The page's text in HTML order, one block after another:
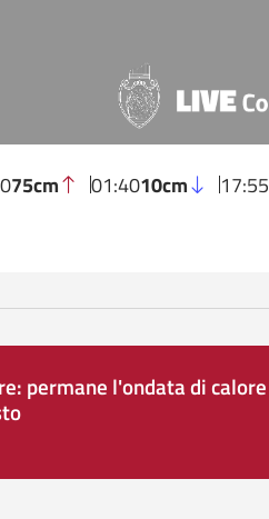
75cm 01:4010cm 17:55
permane l'ondata di calore